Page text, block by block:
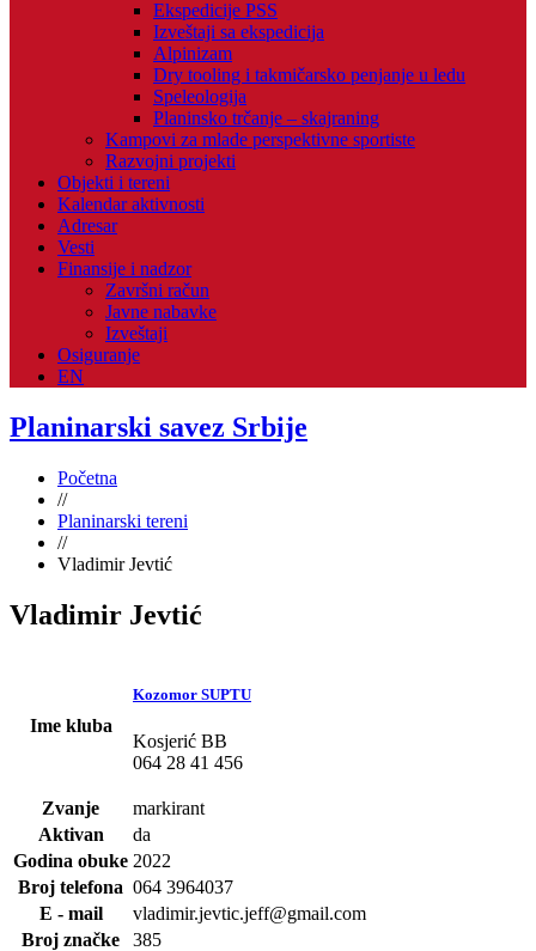
Ekspedicije PSS
Izveštaji sa ekspedicija
Alpinizam
Dry tooling i takmičarsko penjanje u ledu
Speleologija
Planinsko trčanje – skajraning
Kampovi za mlade perspektivne sportiste
Razvojni projekti
Objekti i tereni
Kalendar aktivnosti
Adresar
Vesti
Finansije i nadzor
Završni račun
Javne nabavke
Izveštaji
Osiguranje
EN
Planinarski savez Srbije
Početna
//
Planinarski tereni
//
Vladimir Jevtić
Vladimir Jevtić
Ime kluba
Kozomor SUPTU
Kosjerić BB
064 28 41 456
Zvanje
markirant
Aktivan
da
Godina obuke 2022
Broj telefona 064 3964037
E - mail
vladimir.jevtic.jeff@gmail.com
Broj značke
385